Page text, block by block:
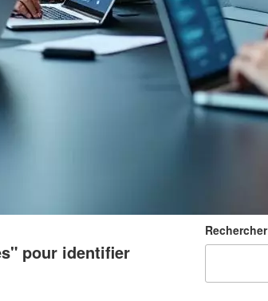
pour identifier
Rechercher